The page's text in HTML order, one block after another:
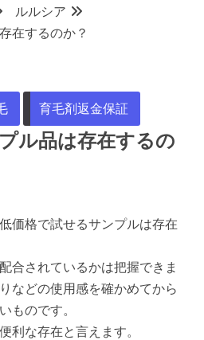
ルルシア
在するのか？
育毛剤返金保証
ル品は存在するの
価格で試せるサンプルは存在
合されているかは把握できま
などの使用感を確かめてから
ものです。
利な存在と言えます。